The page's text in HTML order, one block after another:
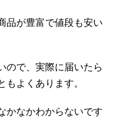
品が豊富で値段も安い
ので、実際に届いたら
もよくあります。
かなかわからないです